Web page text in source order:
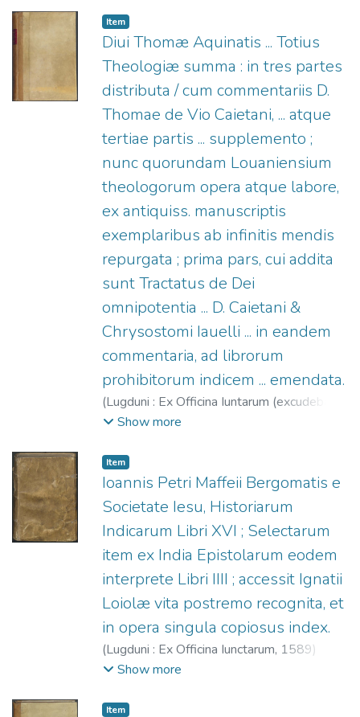
Item
Diui Thomæ Aquinatis ... Totius
Theologiæ summa : in tres partes
distributa / cum commentariis D.
Thomae de Vio Caietani, ... atque
tertiae partis ... supplemento ;
nunc quorundam Louaniensium
theologorum opera atque labore,
ex antiquiss. manuscriptis
exemplaribus ab infinitis mendis
repurgata ; prima pars, cui addita
sunt Tractatus de Dei
omnipotentia ... D. Caietani &
Chrysostomi Iauelli ... in eandem
commentaria, ad librorum
prohibitorum indicem ... emendata.
(Lugduni : Ex Officina Iuntarum (excudebat
Nicolaus Guerin),
(O.P.), 1469-1534.
(O.P.), ca. 1470-ca. 1538. ;Quiroga, Gaspar
de, 1512?-1594.
Guerin, Nicolaus, fl.
1580?-1587.;Officine Giunta, fl. 1566-
1597.
Show more
Item
Ioannis Petri Maffeii Bergomatis e
Societate Iesu, Historiarum
Indicarum Libri XVI ; Selectarum
item ex India Epistolarum eodem
interprete Libri IIII ; accessit Ignatii
Loiolæ vita postremo recognita, et
in opera singula copiosus index.
(Lugduni : Ex Officina Iunctarum, 1589)
Maffei, Giovanni Pietro (S.I.), 1533-1603.
Officine Giunta, fl. 1566-1597.
Show more
Item